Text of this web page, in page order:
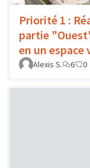
Priorité 1 :
partie
en un
Alexis S. 6 0